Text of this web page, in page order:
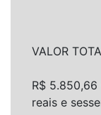
VALOR
R$
reais e